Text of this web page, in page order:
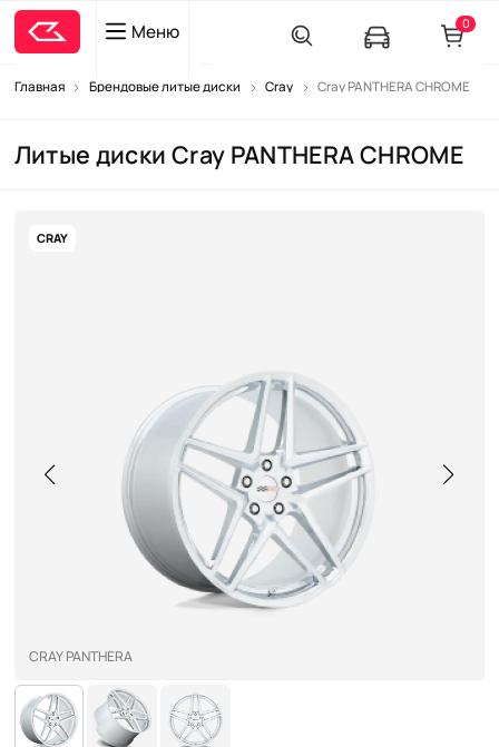
Меню 0
Главная Брендовые литые диски Cray Cray PANTHERA CHROME
Литые диски Cray PANTHERA CHROME
CRAY
CRAY PANTHERA